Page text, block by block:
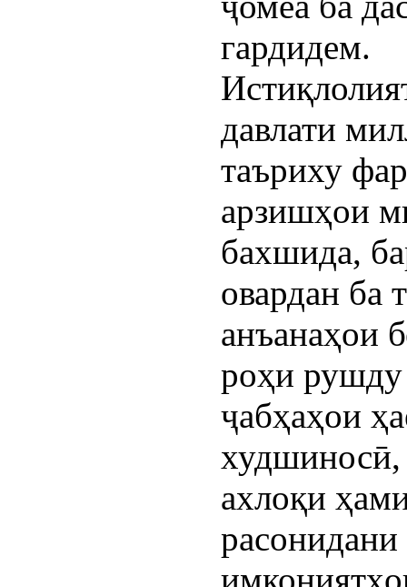
гардидем.
давлати
таъриху
арзишҳои
бахшида,
овардан ба
анъанаҳои
роҳи
ҷабҳаҳои
худшиносӣ,
ахлоқи
расонидани